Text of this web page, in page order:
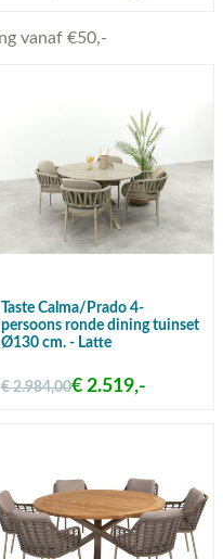
Taste Calma/Prado 4-
persoons ronde dining tuinset
Ø130 cm. - Latte
€ 2.984,00€ 2.519,-